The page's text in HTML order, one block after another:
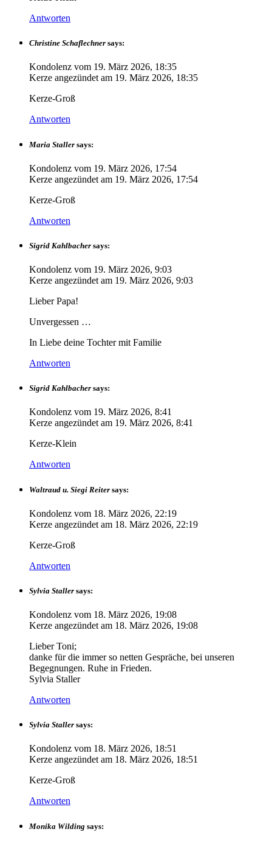
Antworten
Christine Schaflechner says:
Kondolenz vom 19. März 2026, 18:35
Kerze angezündet am 19. März 2026, 18:35
Kerze-Groß
Antworten
Maria Staller says:
Kondolenz vom 19. März 2026, 17:54
Kerze angezündet am 19. März 2026, 17:54
Kerze-Groß
Antworten
Sigrid Kahlbacher says:
Kondolenz vom 19. März 2026, 9:03
Kerze angezündet am 19. März 2026, 9:03
Lieber Papa!
Unvergessen …
In Liebe deine Tochter mit Familie
Antworten
Sigrid Kahlbacher says:
Kondolenz vom 19. März 2026, 8:41
Kerze angezündet am 19. März 2026, 8:41
Kerze-Klein
Antworten
Waltraud u. Siegi Reiter says:
Kondolenz vom 18. März 2026, 22:19
Kerze angezündet am 18. März 2026, 22:19
Kerze-Groß
Antworten
Sylvia Staller says:
Kondolenz vom 18. März 2026, 19:08
Kerze angezündet am 18. März 2026, 19:08
Lieber Toni;
danke für die immer so netten Gespräche, bei unseren
Begegnungen. Ruhe in Frieden.
Sylvia Staller
Antworten
Sylvia Staller says:
Kondolenz vom 18. März 2026, 18:51
Kerze angezündet am 18. März 2026, 18:51
Kerze-Groß
Antworten
Monika Wilding says: